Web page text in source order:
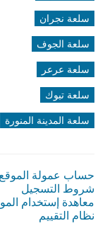
سلعة نجران
سلعة الجوف
سلعة عرعر
سلعة تبوك
سلعة المدينة المنورة
حساب عمولة الموقع
شروط التسجيل
معاهدة إستخدام
نظام التقييم